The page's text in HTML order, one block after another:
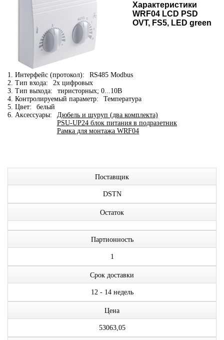
Характеристики
WRF04 LCD PSD
OVT, FS5, LED green
1. Интерфейс (протокол):
RS485 Modbus
2. Тип входа:
2x цифровых
3. Тип выхода:
тиристорных; 0...10В
4. Контролируемый параметр:
Температура
5. Цвет:
белый
6. Аксессуары:
Дюбель и шуруп (два комплекта)
PSU-UP24 блок питания в подразетник
Рамка для монтажа WRF04
Поставщик
DSTN
Остаток
Партионность
1
Срок доставки
12 - 14 недель
Цена
53063,05